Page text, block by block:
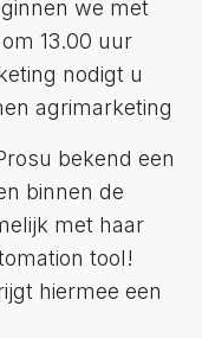
we met
13.00 uur
nodigt u
agrimarketing
bekend een
binnen de
met haar
tool!
hiermee een